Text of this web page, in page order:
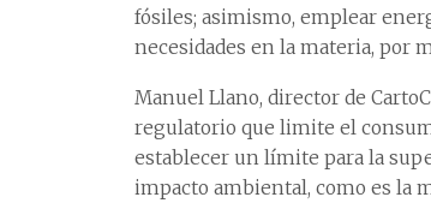
fósiles; asimismo, emplear
necesidades en la materia, por
Manuel Llano, director de
regulatorio que limite el
establecer un límite para la
impacto ambiental, como es la